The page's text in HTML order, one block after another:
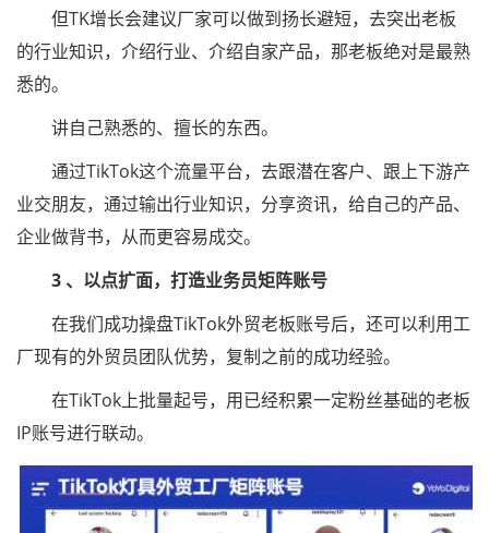
但TK增长会建议厂家可以做到扬长避短，去突出老板
的行业知识，介绍行业、介绍自家产品，那老板绝对是最熟
悉的。
讲自己熟悉的、擅长的东西。
通过TikTok这个流量平台，去跟潜在客户、跟上下游产
业交朋友，通过输出行业知识，分享资讯，给自己的产品、
企业做背书，从而更容易成交。
3 、以点扩面，打造业务员矩阵账号
在我们成功操盘TikTok外贸老板账号后，还可以利用工
厂现有的外贸员团队优势，复制之前的成功经验。
在TikTok上批量起号，用已经积累一定粉丝基础的老板
IP账号进行联动。